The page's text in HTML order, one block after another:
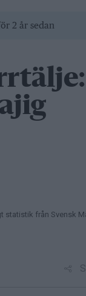
2 år sedan
statistik från Svensk